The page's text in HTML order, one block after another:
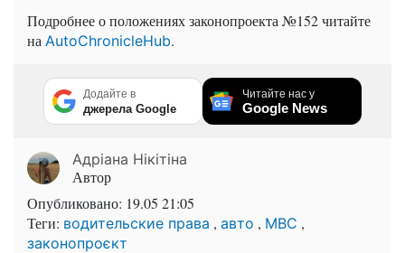
Подробнее о положениях законопроекта №152 читайте
на AutoChronicleHub.
Додайте в
джерела Google
Читайте нас у
Google News
Адріана Нікітіна
Автор
Опубликовано: 19.05 21:05
Теги: водительские права , авто , МВС ,
законопроєкт